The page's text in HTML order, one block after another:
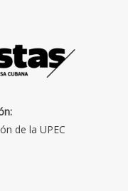
de la UPEC